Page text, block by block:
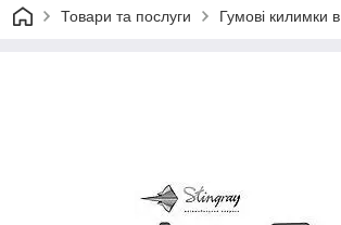
Товари та послуги Гумові килимки